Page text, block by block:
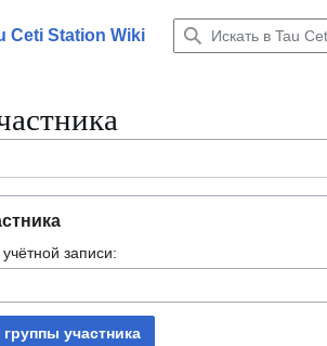
Ceti Station Wiki
записи:
группы участника